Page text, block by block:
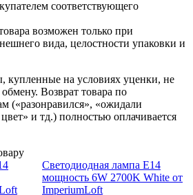
соответствующего
возможен только при
вида, целостности упаковки и
купленные на условиях уценки, не
Возврат товара по
(«разонравился», «ожидали
и тд.) полностью оплачивается
Светодиодная лампа E14
мощность 6W 2700K White от
ImperiumLoft